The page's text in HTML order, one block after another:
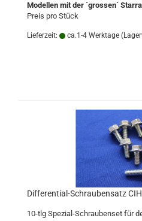
Modellen mit der ´grossen´
Preis pro Stück
Lieferzeit: ca.1-4 Werktage
Differential-Schraubensatz CIH
10-tlg Spezial-Schraubenset für